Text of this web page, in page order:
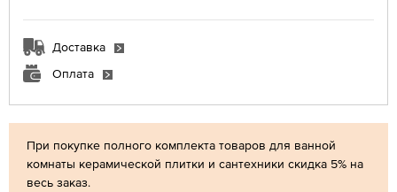
При покупке полного комплекта товаров для ванной
комнаты керамической плитки и сантехники скидка 5% на
весь заказ.
Доставка
Оплата